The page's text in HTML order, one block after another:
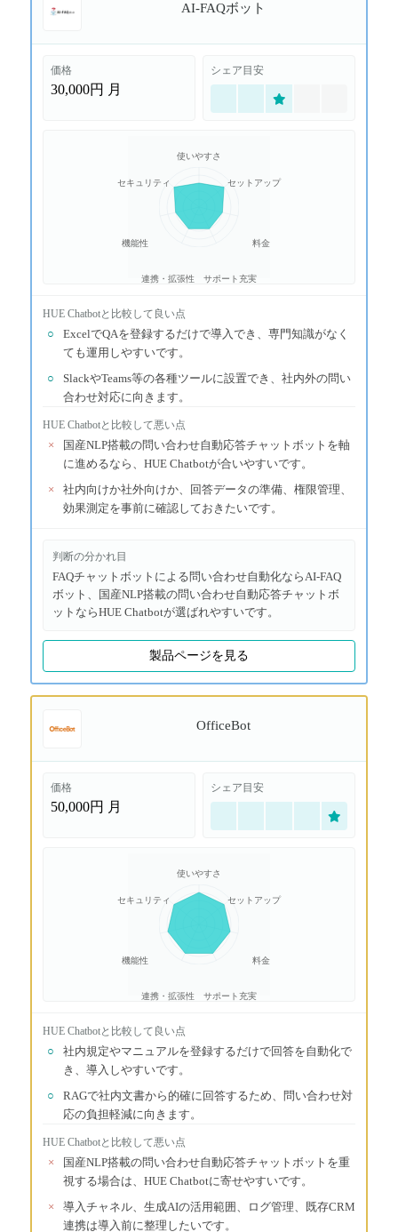
AI-FAQボット
価格
30,000円 月
シェア目安
使いやすさ
セットアップ
料金
サポート充実
連携・拡張性
機能性
セキュリティ
HUE Chatbotと比較して良い点
○
ExcelでQAを登録するだけで導入でき、専門知識がなく
ても運用しやすいです。
○
SlackやTeams等の各種ツールに設置でき、社内外の問い
合わせ対応に向きます。
HUE Chatbotと比較して悪い点
×
国産NLP搭載の問い合わせ自動応答チャットボットを軸
に進めるなら、HUE Chatbotが合いやすいです。
×
社内向けか社外向けか、回答データの準備、権限管理、
効果測定を事前に確認しておきたいです。
判断の分かれ目
FAQチャットボットによる問い合わせ自動化ならAI-FAQ
ボット、国産NLP搭載の問い合わせ自動応答チャットボ
ットならHUE Chatbotが選ばれやすいです。
製品ページを見る
OfficeBot
価格
50,000円 月
シェア目安
使いやすさ
セットアップ
料金
サポート充実
連携・拡張性
機能性
セキュリティ
HUE Chatbotと比較して良い点
○
社内規定やマニュアルを登録するだけで回答を自動化で
き、導入しやすいです。
○
RAGで社内文書から的確に回答するため、問い合わせ対
応の負担軽減に向きます。
HUE Chatbotと比較して悪い点
×
国産NLP搭載の問い合わせ自動応答チャットボットを重
視する場合は、HUE Chatbotに寄せやすいです。
×
導入チャネル、生成AIの活用範囲、ログ管理、既存CRM
連携は導入前に整理したいです。